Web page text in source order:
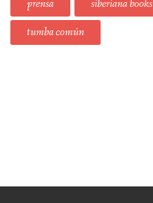
prensa
siberiana books
tumba común